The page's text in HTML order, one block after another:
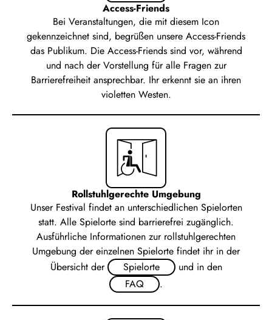
Access-Friends
Bei Veranstaltungen, die mit diesem Icon
gekennzeichnet sind, begrüßen unsere Access-Friends
das Publikum. Die Access-Friends sind vor, während
und nach der Vorstellung für alle Fragen zur
Barrierefreiheit ansprechbar. Ihr erkennt sie an ihren
violetten Westen.
Rollstuhlgerechte Umgebung
Unser Festival findet an unterschiedlichen Spielorten
statt. Alle Spielorte sind barrierefrei zugänglich.
Ausführliche Informationen zur rollstuhlgerechten
Umgebung der einzelnen Spielorte findet ihr in der
Übersicht der
Spielorte
und in den
FAQ
.